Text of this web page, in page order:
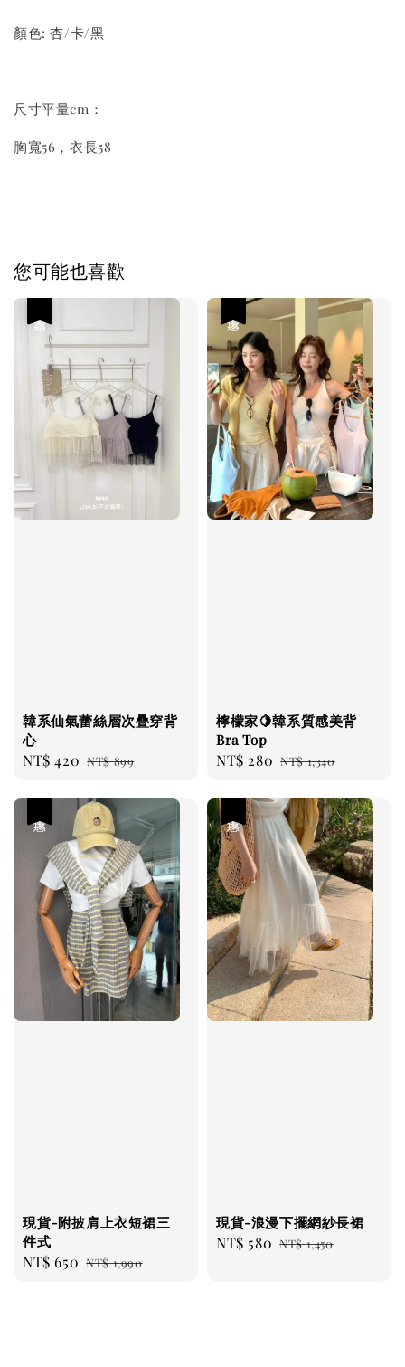
顏色: 杏/卡/黑
尺寸平量cm：
胸寬56，衣長58
您可能也喜歡
韓系仙氣蕾絲層次疊穿背
心
Sale
NT$ 420 Regular
NT$ 899
檸檬家🍋韓系質感美背
Bra Top
Sale
NT$ 280 Regular
NT$ 1,340
現貨-附披肩上衣短裙三
件式
Sale
NT$ 650 Regular
NT$ 1,990
現貨-浪漫下擺網紗長裙
Sale
NT$ 580 Regular
NT$ 1,450